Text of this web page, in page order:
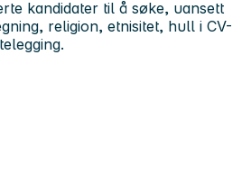
kandidater til å søke, uansett
religion, etnisitet, hull i CV-